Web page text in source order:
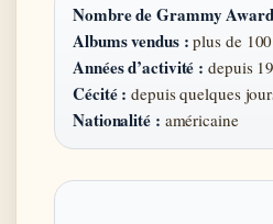
Nombre de Grammy
Albums vendus : plus de
Années d’activité : depuis
Cécité : depuis quelques
Nationalité : américaine